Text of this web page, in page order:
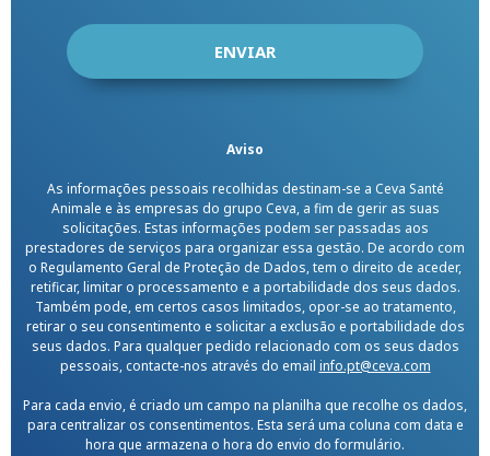
Aviso
As informações pessoais recolhidas destinam-se a Ceva Santé
Animale e às empresas do grupo Ceva, a fim de gerir as suas
solicitações. Estas informações podem ser passadas aos
prestadores de serviços para organizar essa gestão. De acordo com
o Regulamento Geral de Proteção de Dados, tem o direito de aceder,
retificar, limitar o processamento e a portabilidade dos seus dados.
Também pode, em certos casos limitados, opor-se ao tratamento,
retirar o seu consentimento e solicitar a exclusão e portabilidade dos
seus dados. Para qualquer pedido relacionado com os seus dados
pessoais, contacte-nos através do email info.pt@ceva.com
Para cada envio, é criado um campo na planilha que recolhe os dados,
para centralizar os consentimentos. Esta será uma coluna com data e
hora que armazena o hora do envio do formulário.